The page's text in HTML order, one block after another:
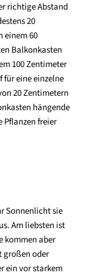
richtige Abstand
20
einem 60
Balkonkasten
100 Zentimeter
für eine einzelne
20 Zentimetern
hängende
Pflanzen freier
Sonnenlicht sie
Am liebsten ist
kommen aber
großen oder
ein vor starkem